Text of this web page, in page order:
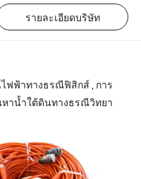
รายละเอียดบริษัท
ฟฟ้าทางธรณีฟิสิกส์ , การ
าน้ำใต้ดินทางธรณีวิทยา